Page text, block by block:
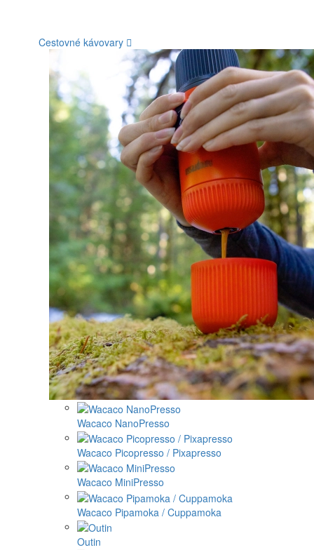
Cestovné kávovary
Wacaco NanoPresso
Wacaco Picopresso / Pixapresso
Wacaco MiniPresso
Wacaco Pipamoka / Cuppamoka
Outin